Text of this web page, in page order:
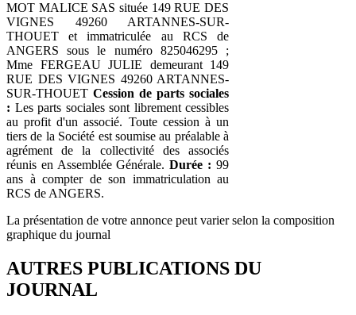
MOT MALICE SAS située 149 RUE DES
VIGNES 49260 ARTANNES-SUR-
THOUET et immatriculée au RCS de
ANGERS sous le numéro 825046295 ;
Mme FERGEAU JULIE demeurant 149
RUE DES VIGNES 49260 ARTANNES-
SUR-THOUET Cession de parts sociales
: Les parts sociales sont librement cessibles
au profit d'un associé. Toute cession à un
tiers de la Société est soumise au préalable à
agrément de la collectivité des associés
réunis en Assemblée Générale.Durée : 99
ans à compter de son immatriculation au
RCS de ANGERS.
La présentation de votre annonce peut varier selon la composition
graphique du journal
AUTRES PUBLICATIONS DU
JOURNAL